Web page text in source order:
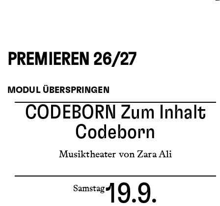
PREMIEREN 26/27
MODUL ÜBERSPRINGEN
CODEBORN Zum Inhalt
Codeborn
Musiktheater von Zara Ali
Samstag19.9.